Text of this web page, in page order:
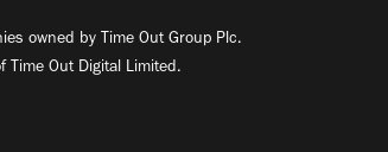
owned by Time Out Group Plc.
Time Out Digital Limited.